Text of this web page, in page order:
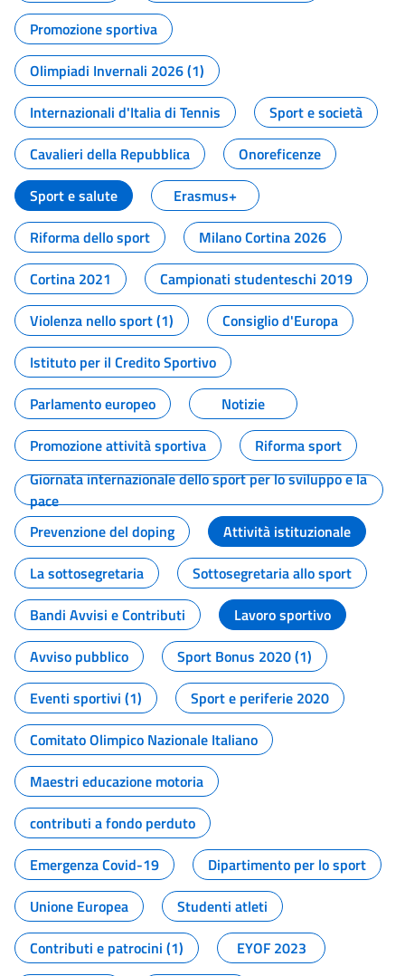
Promozione sportiva
Olimpiadi Invernali 2026 (1)
Internazionali d'Italia di Tennis
Sport e società
Cavalieri della Repubblica
Onoreficenze
Sport e salute
Erasmus+
Riforma dello sport
Milano Cortina 2026
Cortina 2021
Campionati studenteschi 2019
Violenza nello sport (1)
Consiglio d'Europa
Istituto per il Credito Sportivo
Parlamento europeo
Notizie
Promozione attività sportiva
Riforma sport
Giornata internazionale dello sport per lo sviluppo e la
pace
Prevenzione del doping
Attività istituzionale
La sottosegretaria
Sottosegretaria allo sport
Bandi Avvisi e Contributi
Lavoro sportivo
Avviso pubblico
Sport Bonus 2020 (1)
Eventi sportivi (1)
Sport e periferie 2020
Comitato Olimpico Nazionale Italiano
Maestri educazione motoria
contributi a fondo perduto
Emergenza Covid-19
Dipartimento per lo sport
Unione Europea
Studenti atleti
Contributi e patrocini (1)
EYOF 2023